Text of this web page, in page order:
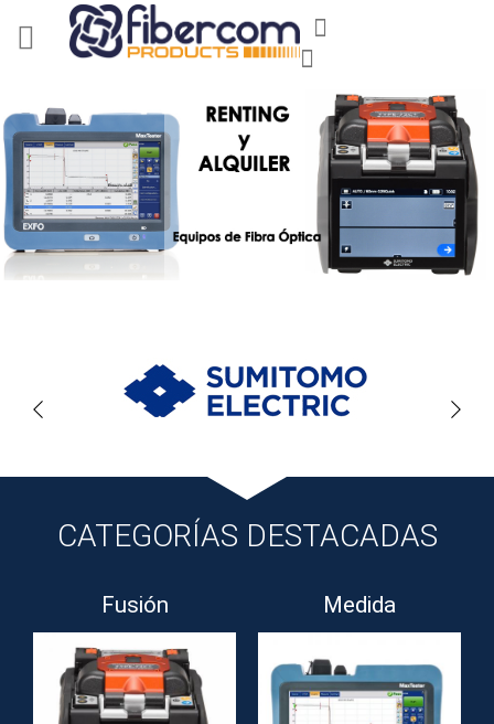
contenido
CATEGORÍAS DESTACADAS
Fusión Medida